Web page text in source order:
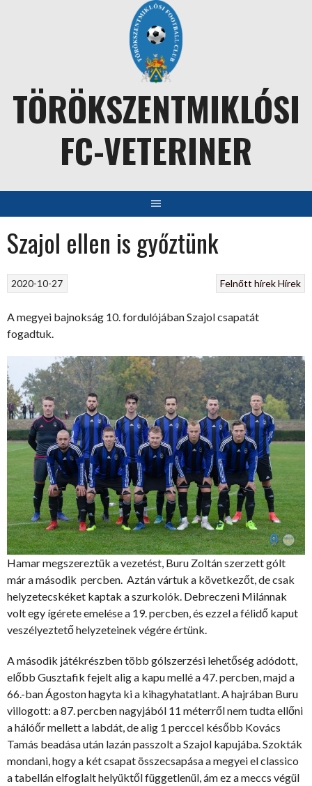
TÖRÖKSZENTMIKLÓSI
FC-VETERINER
Szajol ellen is győztünk
Felnőtt hírekHírek
2020-10-27
A megyei bajnokság 10. fordulójában Szajol csapatát
fogadtuk.
Hamar megszereztük a vezetést, Buru Zoltán szerzett gólt
már a második percben. Aztán vártuk a következőt, de csak
helyzetecskéket kaptak a szurkolók. Debreczeni Milánnak
volt egy ígérete emelése a 19. percben, és ezzel a félidő kaput
veszélyeztető helyzeteinek végére értünk.
A második játékrészben több gólszerzési lehetőség adódott,
előbb Gusztafik fejelt alig a kapu mellé a 47. percben, majd a
66.-ban Ágoston hagyta ki a kihagyhatatlant. A hajrában Buru
villogott: a 87. percben nagyjából 11 méterről nem tudta ellőni
a hálóőr mellett a labdát, de alig 1 perccel később Kovács
Tamás beadása után lazán passzolt a Szajol kapujába. Szokták
mondani, hogy a két csapat összecsapása a megyei el classico
a tabellán elfoglalt helyüktől függetlenül, ám ez a meccs végül